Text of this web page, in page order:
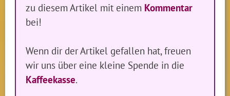
zu diesem Artikel mit einem Kommentar
bei!
Wenn dir der Artikel gefallen hat, freuen
wir uns über eine kleine Spende in die
Kaffeekasse.